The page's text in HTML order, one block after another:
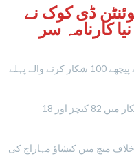
ڈی کوک نے
کارنامہ سر
ڈی کوک ٹی ٹوئنٹی انٹرنیشنلز میں وکٹوں کے پیچھے 100 شکار کرنے والے پہلے
ڈی کوک کے ٹی ٹوئنٹی انٹرنیشنلز کے 100 شکار میں 82 کیچز اور 18
میچ میں کیشاؤ مہاراج کی